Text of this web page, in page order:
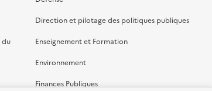
du
Direction et pilotage des politiques publiques
Enseignement et Formation
Environnement
Finances Publiques